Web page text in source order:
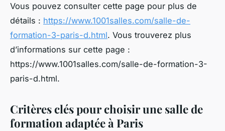
Vous pouvez consulter cette page pour plus de
détails : https://www.1001salles.com/salle-de-
formation-3-paris-d.html. Vous trouverez plus
d’informations sur cette page :
https://www.1001salles.com/salle-de-formation-3-
paris-d.html.
Critères clés pour choisir une salle de
formation adaptée à Paris